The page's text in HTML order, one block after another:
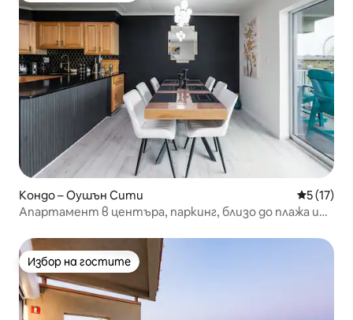
Кондо – Оушън Сити Средна
5 (17)
Апартамент в центъра, паркинг, близо до плажа и
Избор на гостите
Избор на гостите